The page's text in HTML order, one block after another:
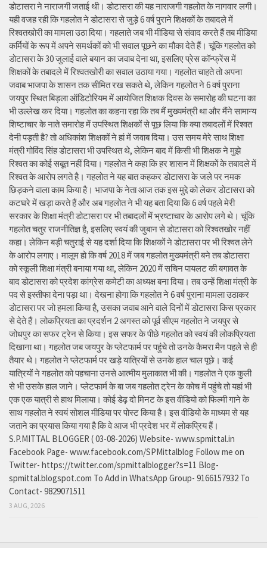
डोटासरा ने नाराजगी जताई थी। डोटासरा की यह नाराजगी गहलोत के नागवार लगी।
यही वजह रही कि गहलोत ने डोटासरा से जुड़े 6 वर्ष पुराने शिक्षकों के तबादले में
रिश्वतखोरी का मामला उठा दिया। गहलाते जब भी मीडिया से संवाद करते हैं तब मीडिया
कर्मियों के रूप में अपने समर्थकों को भी सवाल पूछने का मौका देते हैं। चूंकि गहलोत को
डोटासरा के 30 जुलाई वाले बयान का जवाब देना था, इसलिए प्रेस कॉन्फ्रेंस में
शिक्षकों के तबादले में रिश्वतखोरी का सवाल उठाया गया। गहलोत चाहते तो अपना
जवाब भाजपा के शासन तक सीमित रख सकते थे, लेकिन गहलोत ने 6 वर्ष पुराना
जयपुर स्थित बिड़ला ऑडिटोरियम में आयोजित शिक्षक दिवस के समारोह की घटना का
भी उल्लेख कर दिया। गहलोत का कहना रहा कि तब मैं मुख्यमंत्री था और मैंने सामान्य
शिष्टाचार के नाते समारोह में उपस्थित शिक्षकों से पूछ लिया कि क्या तबादलों में रिश्वत
देनी पड़ती है? तो अधिकांश शिक्षकों ने हां में जवाब दिया। उस समय मेरे साथ शिक्षा
मंत्री गोविंद सिंह डोटासरा भी उपस्थित थे, लेकिन बाद में किसी भी शिक्षक ने मुझे
रिश्वत का कोई सबूत नहीं दिया। गहलोत ने कहा कि हर शासन में शिक्षकों के तबादले में
रिश्वत के आरोप लगते है। गहलोत ने यह बात कहकर डोटासरा के जले पर नमक
छिड़कने वाला काम किया है। भाजपा के नेता आज तक इस मुद्दे को लेकर डोटासरा को
कटघरे में खड़ा करते हैं और अब गहलोत ने भी यह बता दिया कि 6 वर्ष पहले मेरी
सरकार के शिक्षा मंत्री डोटासरा पर भी तबादलों में भ्रष्टाचार के आरोप लगे थे। चूंकि
गहलोत चतुर राजनीतिज्ञ है, इसलिए स्वयं की जुबान से डोटासरा को रिश्वतखोर नहीं
कहा। लेकिन बड़ी चतुराई से यह दर्शा दिया कि शिक्षकों ने डोटासरा पर भी रिश्वत लेने
के आरोप लगाए। मालूम हो कि वर्ष 2018 में जब गहलोत मुख्यमंत्री बने तब डोटासरा
को स्कूली शिक्षा मंत्री बनाया गया था, लेकिन 2020 में सचिन पायलट की बगावत के
बाद डोटासरा को प्रदेश कांग्रेस कमेटी का अध्यक्ष बना दिया। तब उन्हें शिक्षा मंत्री के
पद से इस्तीफा देना पड़ा था। देखना होगा कि गहलोत ने 6 वर्ष पुराना मामला उठाकर
डोटासरा पर जो हमला किया है, उसका जवाब आने वाले दिनों में डोटासरा किस प्रकार
से देते हैं। लोकप्रियता का प्रदर्शन 2 अगस्त को पूर्व सीएम गहलोत ने जयपुर से
जोधपुर का सफर ट्रेन से किया। इस सफर के पीछे गहलोत को स्वयं की लोकप्रियता
दिखाना था। गहलोत जब जयपुर के प्लेटफार्म पर पहुंचे तो उनके कैमरा मैन पहले से ही
तैयार थे। गहलोत ने प्लेटफार्म पर खड़े यात्रियों से उनके हाल चाल पूछे। कई
यात्रियों ने गहलोत को पहचाना उनसे आत्मीय मुलाकात भी की। गहलोत ने एक कुली
से भी उसके हाल जाने। प्लेटफार्म के बा जब गहलोत ट्रेन के कोच में पहुंचे तो यहां भी
एक एक यात्री से हाथ मिलाया। कोई डेढ़ दो मिनट के इस वीडियो को फिल्मी गाने के
साथ गहलोत ने स्वयं सोशल मीडिया पर पोस्ट किया है। इस वीडियो के माध्यम से यह
जताने का प्रयास किया गया है कि वे आज भी प्रदेश भर में लोकप्रिय हैं।
S.P.MITTAL BLOGGER ( 03-08-2026) Website- www.spmittal.in
Facebook Page- www.facebook.com/SPMittalblog Follow me on
Twitter- https://twitter.com/spmittalblogger?s=11 Blog-
spmittal.blogspot.com To Add in WhatsApp Group- 9166157932 To
Contact- 9829071511
3 AUG, 2026